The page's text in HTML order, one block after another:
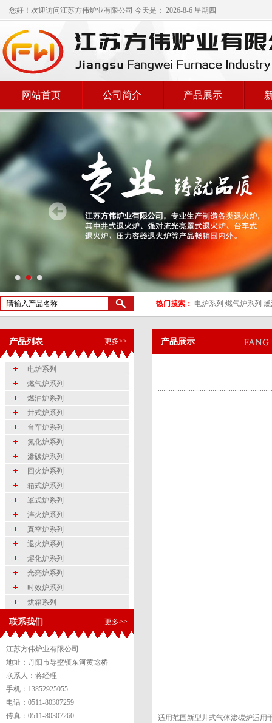
您好！欢迎访问江苏方伟炉业有限公司 今天是： 2026-8-6 星期四
网站首页 公司简介 产品展示
热门搜索： 电炉系列 燃气炉系列
更多>>
产品列表
电炉系列
燃气炉系列
燃油炉系列
井式炉系列
台车炉系列
氮化炉系列
渗碳炉系列
回火炉系列
箱式炉系列
罩式炉系列
淬火炉系列
真空炉系列
退火炉系列
熔化炉系列
光亮炉系列
时效炉系列
烘箱系列
更多>>
联系我们
江苏方伟炉业有限公司
地址：丹阳市导墅镇东河黄埝桥
联系人：蒋经理
手机：13852925055
电话：0511-80307259
传真：0511-80307260
产品展示
适用范围新型井式气体渗碳炉适用